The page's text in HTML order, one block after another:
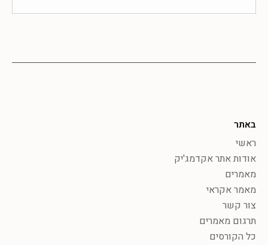
באתר
ראשי
אודות אתר אקדמג'יק
מאמרים
מאמר אקראי
צור קשר
תרגום מאמרים
כל הקורסים